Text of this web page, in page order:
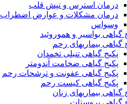
درمان استرس و تپش قلب
درمان مشکلات و عوارض اضطراب
وسواس
گیاهی بواسیر و هموروئید
گیاهی بیماریهای رحم
پکیج گیاهی تنبلی تخمدان
پکیج گیاهی ضخامت آندومتر
پکیج گیاهی عفونت و ترشحات رحم
پکیج گیاهی کیست رحم
گیاهی بیماریهای زنان
گیاهی پروستات